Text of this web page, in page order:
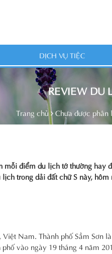
DỊCH VỤ TIỆC
REVIEW DU
Trang chủ Chưa được phân
điểm du lịch tớ thường hay
trong dải đất chữ S này,
Nam. Thành phố Sầm Sơn
vào ngày 19 tháng 4 năm